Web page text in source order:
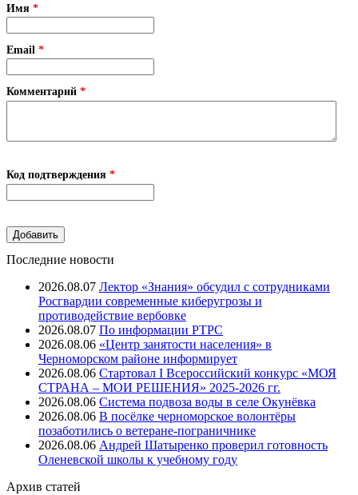
Имя *
Email *
Комментарий *
Код подтверждения *
Последние новости
2026.08.07 Лектор «Знания» обсудил с сотрудниками
Росгвардии современные киберугрозы и
противодействие вербовке
2026.08.07 ⁠По информации РТРС
2026.08.06 «Центр занятости населения» в
Черноморском районе информирует
2026.08.06 Стартовал I Всероссийский конкурс «МОЯ
СТРАНА – МОИ РЕШЕНИЯ» 2025-2026 гг.
2026.08.06 Система подвоза воды в селе Окунёвка
2026.08.06 В посёлке черноморское волонтёры
позаботились о ветеране-пограничнике
2026.08.06 Андрей Шатыренко проверил готовность
Оленевской школы к учебному году
Архив статей